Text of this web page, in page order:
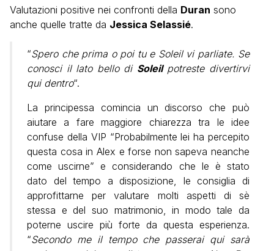
Valutazioni positive nei confronti della Duran sono
anche quelle tratte da Jessica Selassié.
“Spero che prima o poi tu e Soleil vi parliate. Se
conosci il lato bello di Soleilpotreste divertirvi
qui dentro“.
La principessa comincia un discorso che può
aiutare a fare maggiore chiarezza tra le idee
confuse della VIP “Probabilmente lei ha percepito
questa cosa in Alex e forse non sapeva neanche
come uscirne” e considerando che le è stato
dato del tempo a disposizione, le consiglia di
approfittarne per valutare molti aspetti di sè
stessa e del suo matrimonio, in modo tale da
poterne uscire più forte da questa esperienza.
“Secondo me il tempo che passerai qui sarà